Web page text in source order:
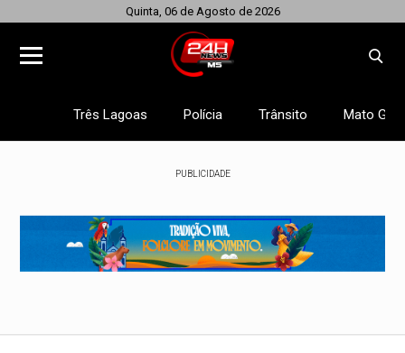
Quinta, 06 de Agosto de 2026
Três Lagoas Polícia Trânsito Mato
PUBLICIDADE